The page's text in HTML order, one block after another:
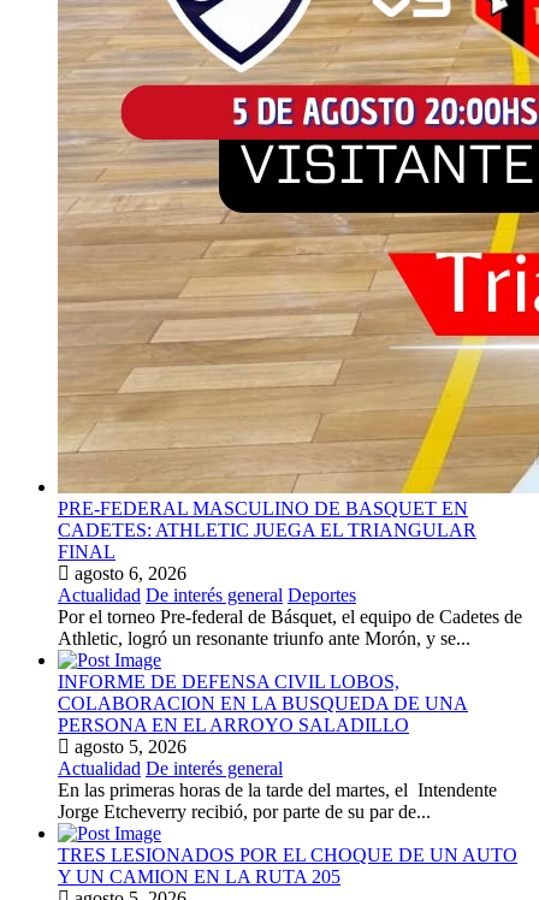
PRE-FEDERAL MASCULINO DE BASQUET EN
CADETES: ATHLETIC JUEGA EL TRIANGULAR
FINAL
agosto 6, 2026
Actualidad De interés general Deportes
Por el torneo Pre-federal de Básquet, el equipo de Cadetes de
Athletic, logró un resonante triunfo ante Morón, y se...
INFORME DE DEFENSA CIVIL LOBOS,
COLABORACION EN LA BUSQUEDA DE UNA
PERSONA EN EL ARROYO SALADILLO
agosto 5, 2026
Actualidad De interés general
En las primeras horas de la tarde del martes, el Intendente
Jorge Etcheverry recibió, por parte de su par de...
TRES LESIONADOS POR EL CHOQUE DE UN AUTO
Y UN CAMION EN LA RUTA 205